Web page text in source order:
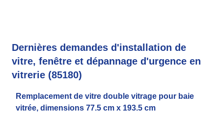
Dernières demandes d'installation de
vitre, fenêtre et dépannage d'urgence en
vitrerie (85180)
Remplacement de vitre double vitrage pour baie
vitrée, dimensions 77.5 cm x 193.5 cm